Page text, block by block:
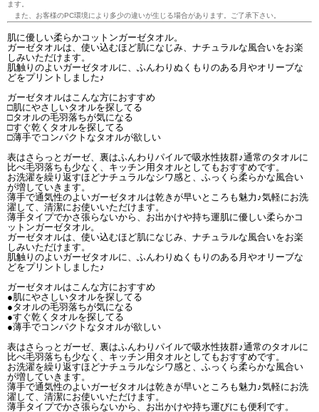
ます。
また、お客様のPC環境により多少の違いが生じる場合があります。ご了承下さい。
肌に優しい柔らかコットンガーゼタオル。
ガーゼタオルは、使い込むほど肌になじみ、ナチュラルな風合いをお楽
しみいただけます。
肌触りのよいガーゼタオルに、ふんわりぬくもりのある月やオリーブな
どをプリントしました♪
ガーゼタオルはこんな方におすすめ
□肌にやさしいタオルを探してる
□タオルの毛羽落ちが気になる
□すぐ乾くタオルを探してる
□薄手でコンパクトなタオルが欲しい
表はさらっとガーゼ、裏はふんわりパイルで吸水性抜群♪通常のタオルに
比べ毛羽落ちも少なく、キッチン用タオルとしてもおすすめです。
お洗濯を繰り返すほどナチュラルなシワ感と、ふっくら柔らかな風合い
が増していきます。
薄手で通気性のよいガーゼタオルは乾きが早いところも魅力♪気軽にお洗
濯して、清潔にお使いいただけます。
薄手タイプでかさ張らないから、お出かけや持ち運肌に優しい柔らかコ
ットンガーゼタオル。
ガーゼタオルは、使い込むほど肌になじみ、ナチュラルな風合いをお楽
しみいただけます。
肌触りのよいガーゼタオルに、ふんわりぬくもりのある月やオリーブな
どをプリントしました♪
ガーゼタオルはこんな方におすすめ
●肌にやさしいタオルを探してる
●タオルの毛羽落ちが気になる
●すぐ乾くタオルを探してる
●薄手でコンパクトなタオルが欲しい
表はさらっとガーゼ、裏はふんわりパイルで吸水性抜群♪通常のタオルに
比べ毛羽落ちも少なく、キッチン用タオルとしてもおすすめです。
お洗濯を繰り返すほどナチュラルなシワ感と、ふっくら柔らかな風合い
が増していきます。
薄手で通気性のよいガーゼタオルは乾きが早いところも魅力♪気軽にお洗
濯して、清潔にお使いいただけます。
薄手タイプでかさ張らないから、お出かけや持ち運びにも便利です。